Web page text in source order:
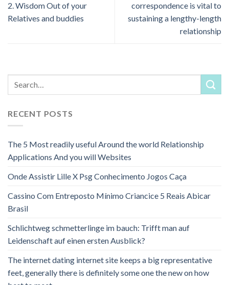
2. Wisdom Out of your
Relatives and buddies
correspondence is vital to
sustaining a lengthy-length
relationship
RECENT POSTS
The 5 Most readily useful Around the world Relationship
Applications And you will Websites
Onde Assistir Lille X Psg Conhecimento Jogos Caça
Cassino Com Entreposto Mínimo Criancice 5 Reais Abicar
Brasil
Schlichtweg schmetterlinge im bauch: Trifft man auf
Leidenschaft auf einen ersten Ausblick?
The internet dating internet site keeps a big representative
feet, generally there is definitely some one the new on how